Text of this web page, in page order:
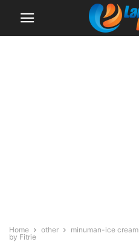
Home other minuman-ice cream
by Fitrie